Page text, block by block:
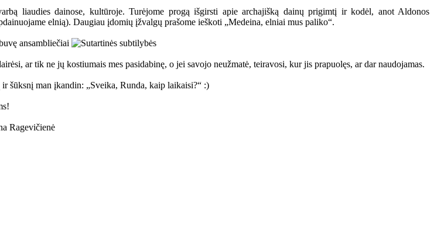
liaudies dainose, kultūroje. Turėjome progą išgirsti apie archajišką dainų prigimtį ir kodėl, anot Aldonos
elnią). Daugiau įdomių įžvalgų prašome ieškoti „Medeina, elniai mus paliko“.
ar tik ne jų kostiumais mes pasidabinę, o jei savojo neužmatė, teiravosi, kur jis prapuolęs, ar dar naudojamas.
šūksnį man įkandin: „Sveika, Runda, kaip laikaisi?“ :)